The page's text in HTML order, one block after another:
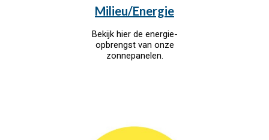
Milieu/Energie
Bekijk hier de energie-
opbrengst van onze
zonnepanelen.